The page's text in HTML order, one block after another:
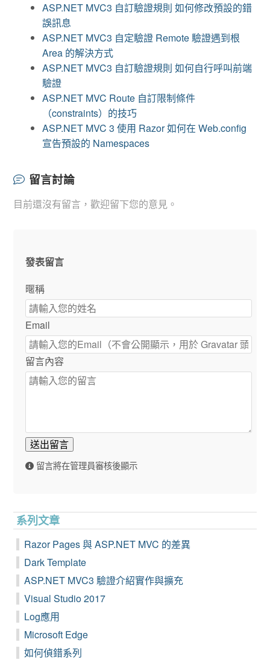
ASP.NET MVC3 自訂驗證規則 如何修改預設的錯
誤訊息
ASP.NET MVC3 自定驗證 Remote 驗證遇到根
Area 的解決方式
ASP.NET MVC3 自訂驗證規則 如何自行呼叫前端
驗證
ASP.NET MVC Route 自訂限制條件
（constraints）的技巧
ASP.NET MVC 3 使用 Razor 如何在 Web.config
宣告預設的 Namespaces
留言討論
目前還沒有留言，歡迎留下您的意見。
發表留言
暱稱
Email
留言內容
送出留言
留言將在管理員審核後顯示
系列文章
Razor Pages 與 ASP.NET MVC 的差異
Dark Template
ASP.NET MVC3 驗證介紹實作與擴充
Visual Studio 2017
Log應用
Microsoft Edge
如何偵錯系列